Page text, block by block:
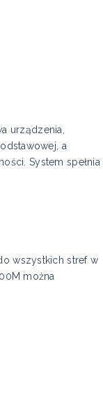
urządzenia,
a
System spełnia
wszystkich stref w
można